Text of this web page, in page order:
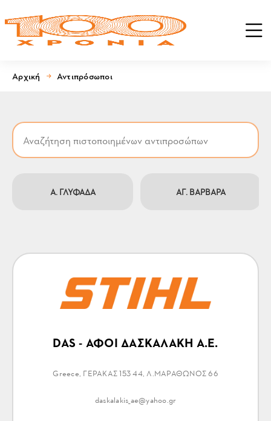
Αρχική Αντιπρόσωποι
Α. ΓΛΥΦΑΔΑ ΑΓ. ΒΑΡΒΑΡΑ
DAS - ΑΦΟΙ ΔΑΣΚΑΛΑΚΗ Α.Ε.
Greece, ΓΕΡΑΚΑΣ 153 44, Λ.ΜΑΡΑΘΩΝΟΣ 66
daskalakis_ae@yahoo.gr